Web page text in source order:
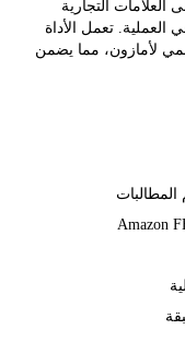
التجارية
تعمل الأداة
مما يضمن